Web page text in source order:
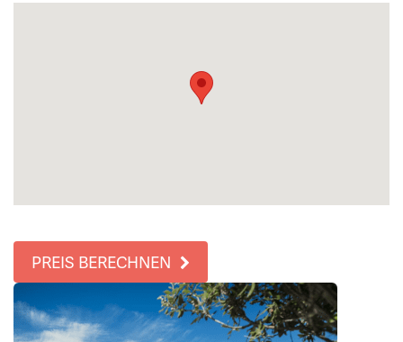
PREIS BERECHNEN